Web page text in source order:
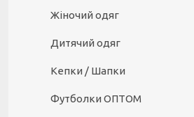
Жіночий одяг
Дитячий одяг
Кепки / Шапки
Футболки ОПТОМ